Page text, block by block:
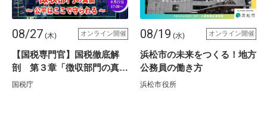
08/27 (木) オンライン開催
【国税専門官】国税徹底解
剖 第３章「徴収部門の真価
～公平はここで守られる～」
国税庁
08/19 (水) オンライン開催
浜松市の未来をつくる！地方
公務員の働き方
浜松市役所